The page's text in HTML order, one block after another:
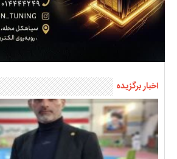
اخبار برگزیده